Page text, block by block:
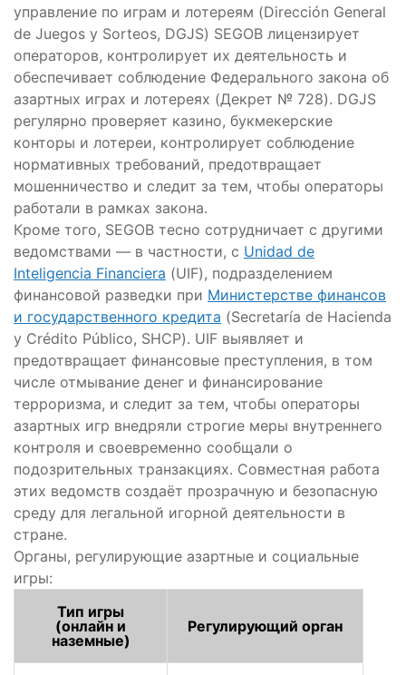
управление по играм и лотереям (Dirección General
de Juegos y Sorteos, DGJS) SEGOB лицензирует
операторов, контролирует их деятельность и
обеспечивает соблюдение Федерального закона об
азартных играх и лотереях (Декрет № 728). DGJS
регулярно проверяет казино, букмекерские
конторы и лотереи, контролирует соблюдение
нормативных требований, предотвращает
мошенничество и следит за тем, чтобы операторы
работали в рамках закона.
Кроме того, SEGOB тесно сотрудничает с другими
ведомствами — в частности, с Unidad de
Inteligencia Financiera (UIF), подразделением
финансовой разведки при Министерстве финансов
и государственного кредита (Secretaría de Hacienda
y Crédito Público, SHCP). UIF выявляет и
предотвращает финансовые преступления, в том
числе отмывание денег и финансирование
терроризма, и следит за тем, чтобы операторы
азартных игр внедряли строгие меры внутреннего
контроля и своевременно сообщали о
подозрительных транзакциях. Совместная работа
этих ведомств создаёт прозрачную и безопасную
среду для легальной игорной деятельности в
стране.
Органы, регулирующие азартные и социальные
игры:
Тип игры
(онлайн и
наземные)
Регулирующий орган